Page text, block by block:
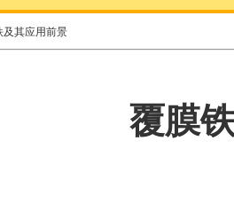
及其应用前景
覆膜